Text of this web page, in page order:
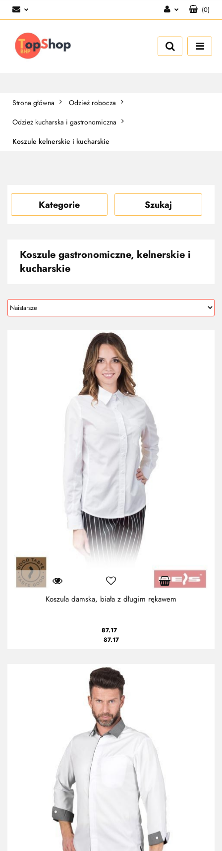
Zarejestruj się
(0)
Strona główna
Odzież robocza
Odzież kucharska i gastronomiczna
Koszule kelnerskie i kucharskie
Kategorie Szukaj
Koszule gastronomiczne, kelnerskie i
kucharskie
Koszula damska, biała z długim rękawem
87.17
87.17